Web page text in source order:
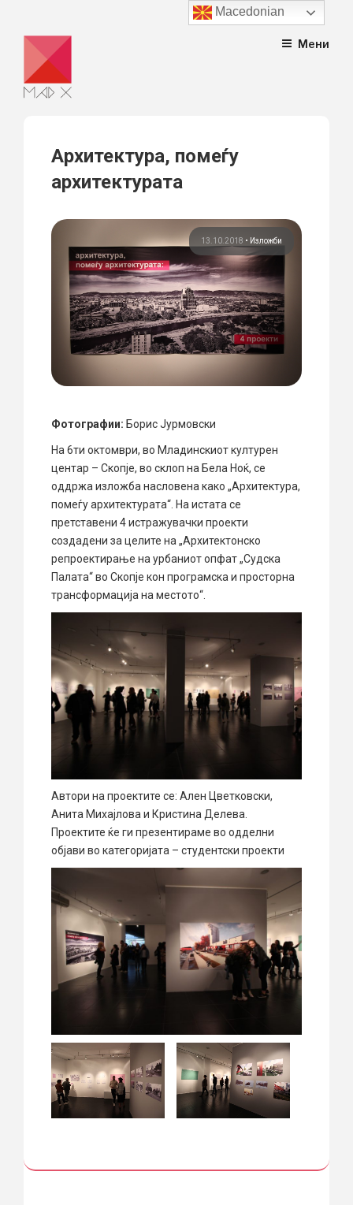
content
Мени
Архитектура, помеѓу
архитектурата
13.10.2018 • Изложби
Фотографии: Борис Јурмовски
На 6ти октомври, во Младинскиот културен
центар – Скопје, во склоп на Бела Ноќ, се
оддржа изложба насловена како „Архитектура,
помеѓу архитектурата“. На истата се
претставени 4 истражувачки проекти
создадени за целите на „Архитектонско
репроектирање на урбаниот опфат „Судска
Палата“ во Скопје кон програмска и просторна
трансформација на местото“.
Автори на проектите се: Ален Цветковски,
Анита Михајлова и Кристина Делева.
Проектите ќе ги презентираме во одделни
објави во категоријата – студентски проекти
Macedonian